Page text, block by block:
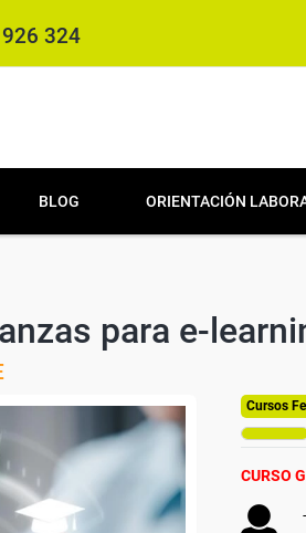
324
BLOG ORIENTACIÓN
para e-
Cursos
CURSO